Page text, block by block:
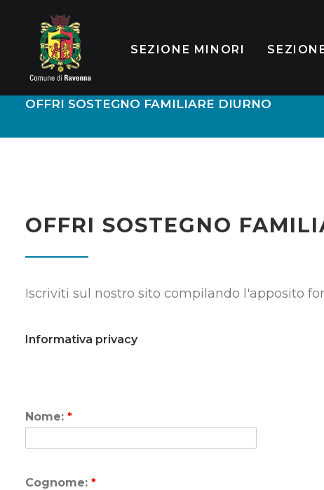
SEZIONE MINORI
OFFRI SOSTEGNO FAMILIARE DIURNO
OFFRI SOSTEGNO
Iscriviti sul nostro sito compilando l'apposito
Informativa privacy
Nome: *
Cognome: *